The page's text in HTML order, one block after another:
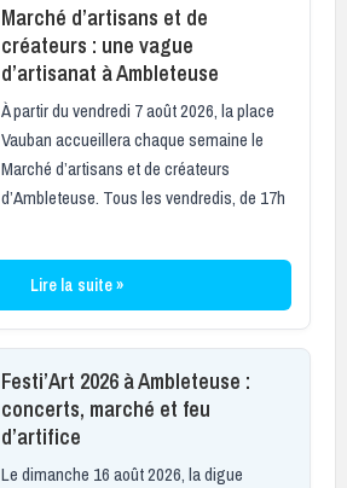
Marché d’artisans et de
créateurs : une vague
d’artisanat à Ambleteuse
À partir du vendredi 7 août 2026, la place
Vauban accueillera chaque semaine le
Marché d’artisans et de créateurs
d’Ambleteuse. Tous les vendredis, de 17h
Lire la suite »
Festi’Art 2026 à Ambleteuse :
concerts, marché et feu
d’artifice
Le dimanche 16 août 2026, la digue